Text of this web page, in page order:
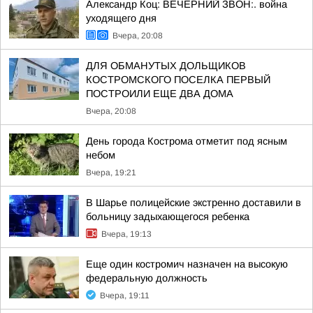
Александр Коц: ВЕЧЕРНИЙ ЗВОН:. война
уходящего дня
Вчера, 20:08
ДЛЯ ОБМАНУТЫХ ДОЛЬЩИКОВ
КОСТРОМСКОГО ПОСЕЛКА ПЕРВЫЙ
ПОСТРОИЛИ ЕЩЕ ДВА ДОМА
Вчера, 20:08
День города Кострома отметит под ясным
небом
Вчера, 19:21
В Шарье полицейские экстренно доставили в
больницу задыхающегося ребенка
Вчера, 19:13
Еще один костромич назначен на высокую
федеральную должность
Вчера, 19:11